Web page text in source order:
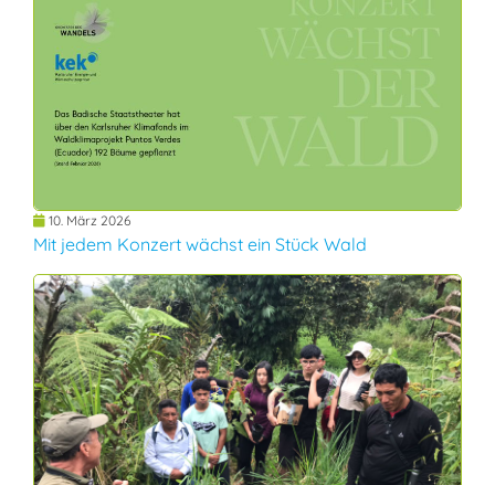
10. März 2026
Mit jedem Konzert wächst ein Stück Wald